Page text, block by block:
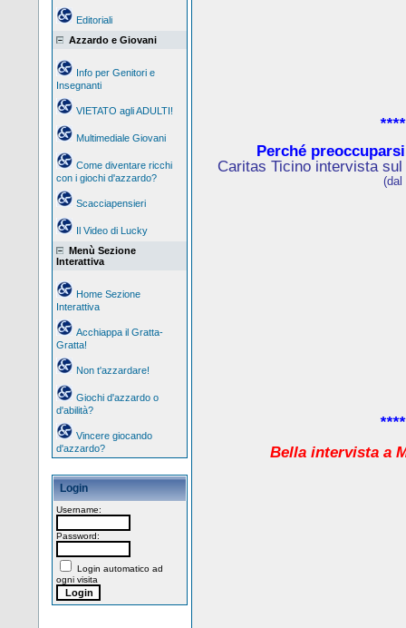
Editoriali
Azzardo e Giovani
Info per Genitori e
Insegnanti
VIETATO agli ADULTI!
Multimediale Giovani
Come diventare ricchi
con i giochi d'azzardo?
Scacciapensieri
Il Video di Lucky
Menù Sezione
Interattiva
Home Sezione
Interattiva
Acchiappa il Gratta-
Gratta!
Non t'azzardare!
Giochi d'azzardo o
d'abilità?
Vincere giocando
d'azzardo?
Login
Username:
Password:
Login automatico ad
ogni visita
Perché
Caritas Ticino intervista
(dal
Bella intervista a